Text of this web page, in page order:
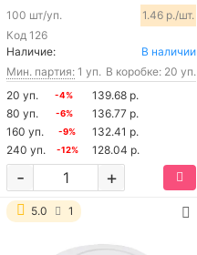
Код 126
100 шт/уп. 1.46 р./шт.
Наличие:
В наличии
Мин. партия: 1 уп. В коробке: 20 уп.
20 уп.
-4%
139.68 р.
80 уп.
-6%
136.77 р.
160 уп.
-9%
132.41 р.
240 уп.
-12% 128.04 р.
+
-
5.0 1